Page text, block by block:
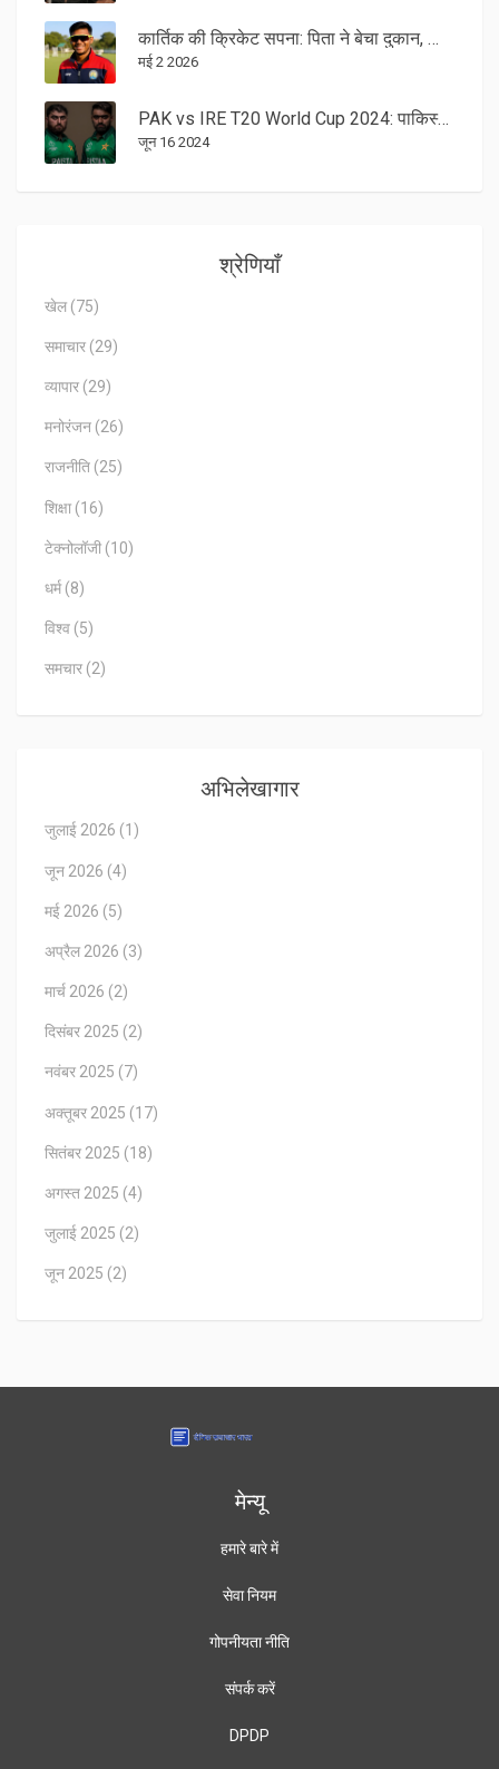
कार्तिक की क्रिकेट सपना: पिता ने बेचा दुकान, लिया 27 लाख का लोन
मई 2 2026
PAK vs IRE T20 World Cup 2024: पाकिस्तान बनाम आयरलैंड मैच के लाइव स्कोर अपडेट
जून 16 2024
श्रेणियाँ
खेल (75)
समाचार (29)
व्यापार (29)
मनोरंजन (26)
राजनीति (25)
शिक्षा (16)
टेक्नोलॉजी (10)
धर्म (8)
विश्व (5)
समचार (2)
अभिलेखागार
जुलाई 2026 (1)
जून 2026 (4)
मई 2026 (5)
अप्रैल 2026 (3)
मार्च 2026 (2)
दिसंबर 2025 (2)
नवंबर 2025 (7)
अक्तूबर 2025 (17)
सितंबर 2025 (18)
अगस्त 2025 (4)
जुलाई 2025 (2)
जून 2025 (2)
मेन्यू
हमारे बारे में
सेवा नियम
गोपनीयता नीति
संपर्क करें
DPDP